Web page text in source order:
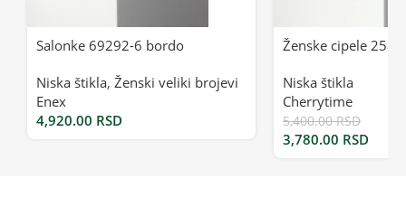
Salonke 69292-6 bordo
Niska štikla, Ženski veliki brojevi
Enex
4,920.00 RSD
Ženske cipele 2585
Niska štikla
Cherrytime
5,400.00RSD
3,780.00 RSD